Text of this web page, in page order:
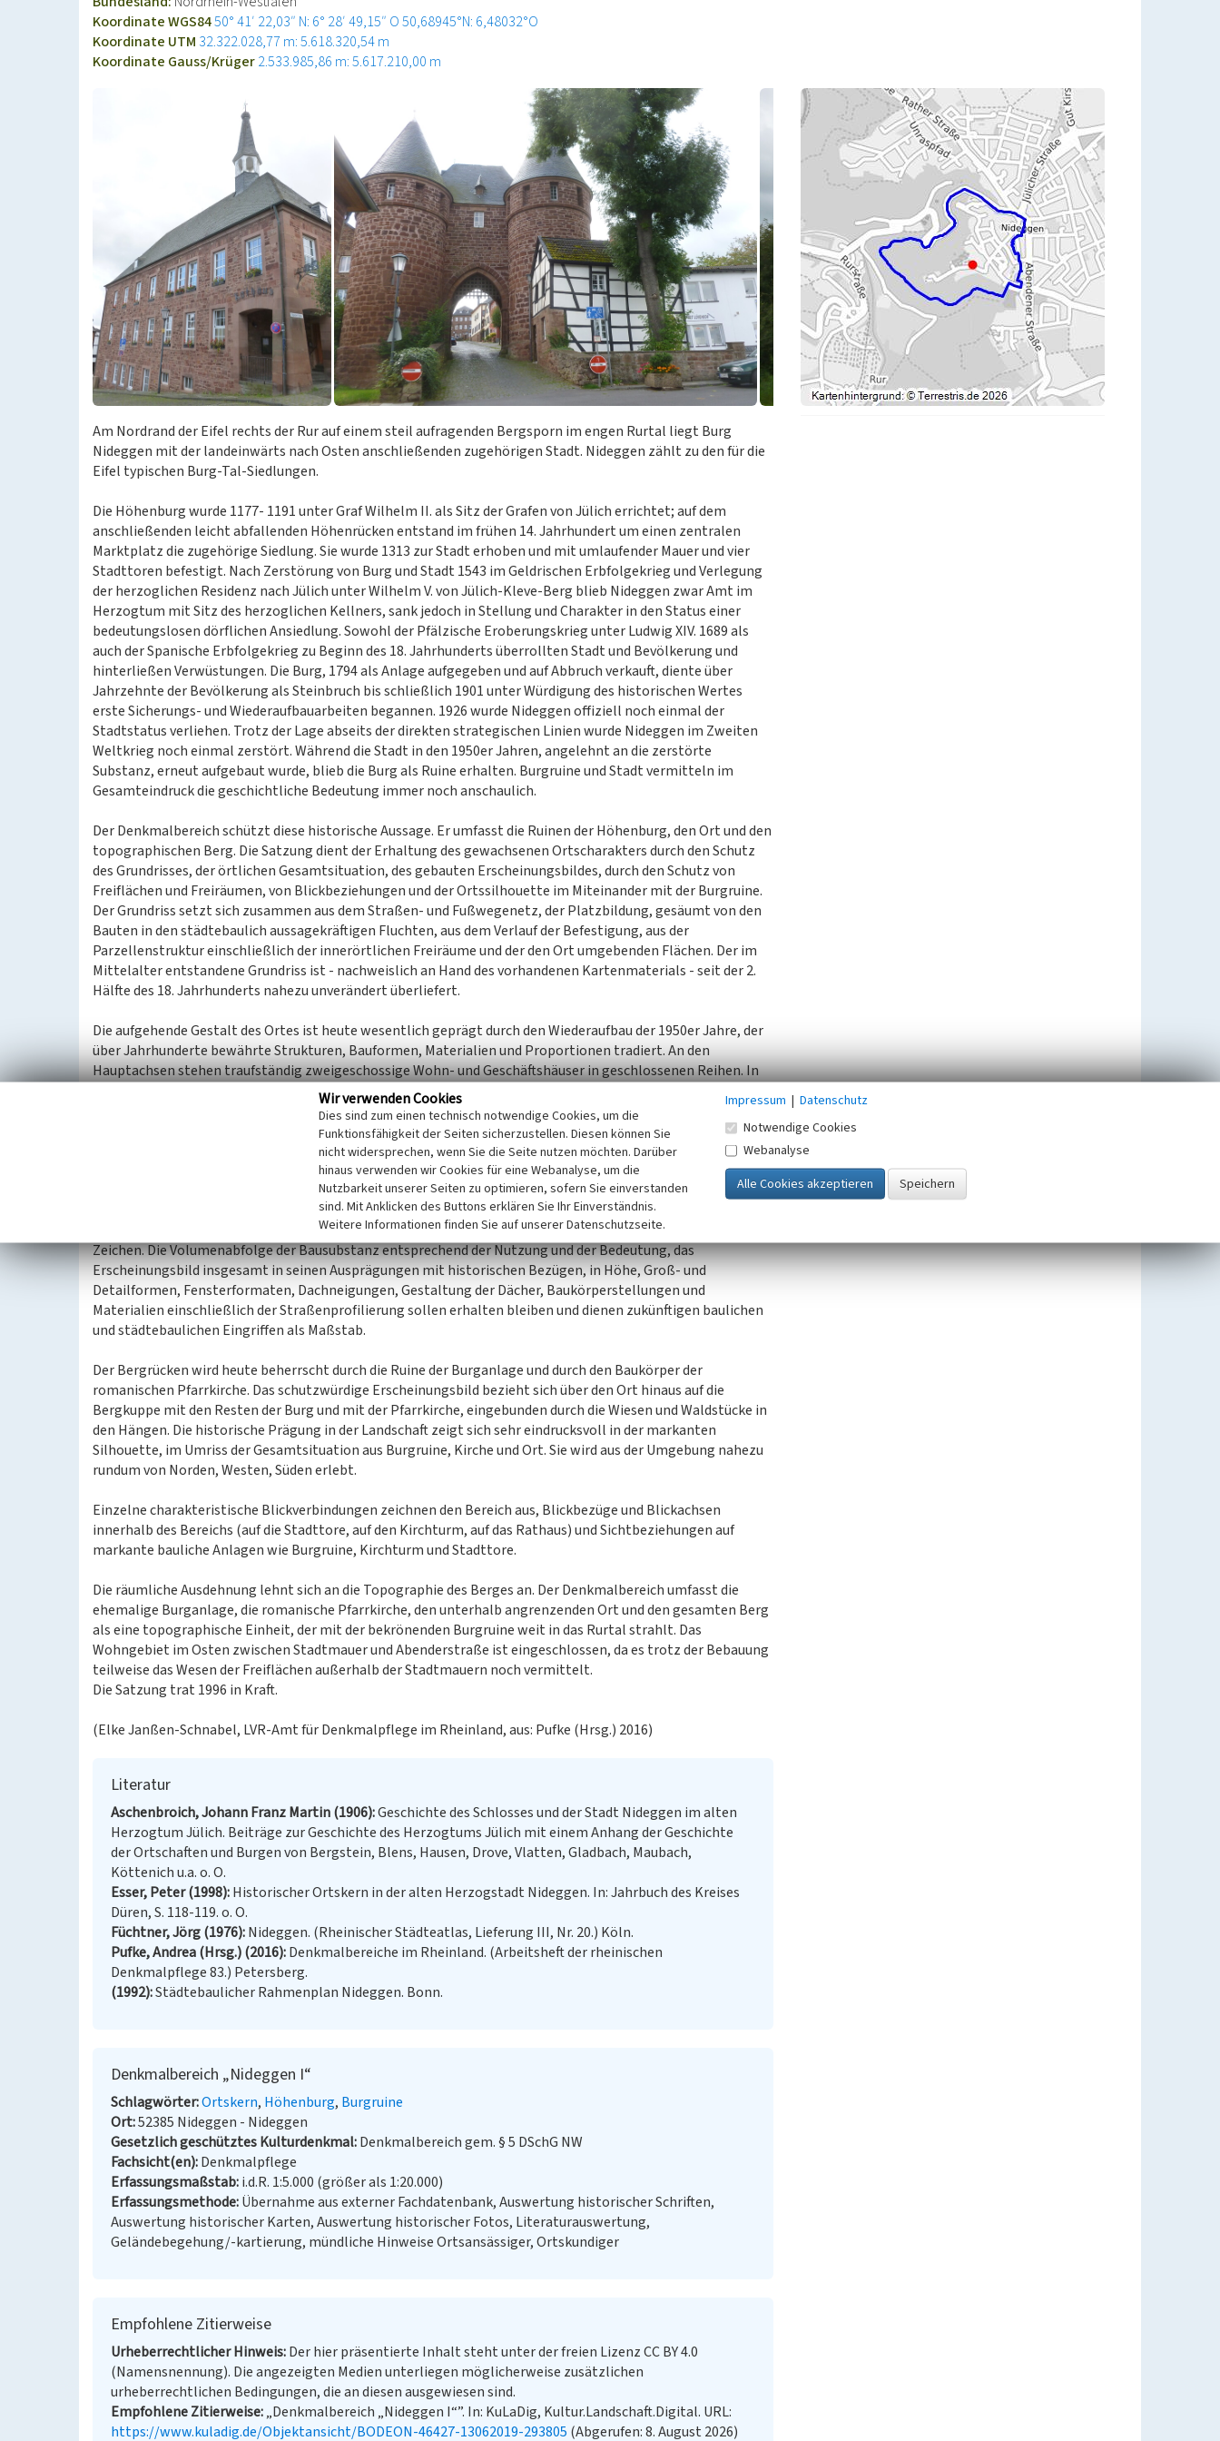
Koordinate WGS8450° 41′ 22,03″ N: 6° 28′ 49,15″ O50,68945°N: 6,48032°O
Koordinate UTM 32.322.028,77 m: 5.618.320,54 m
Koordinate Gauss/Krüger2.533.985,86 m: 5.617.210,00 m
Am Nordrand der Eifel rechts der Rur auf einem steil aufragenden Bergsporn im engen Rurtal liegt Burg
Nideggen mit der landeinwärts nach Osten anschließenden zugehörigen Stadt. Nideggen zählt zu den für die
Eifel typischen Burg-Tal-Siedlungen.
Die Höhenburg wurde 1177- 1191 unter Graf Wilhelm II. als Sitz der Grafen von Jülich errichtet; auf dem
anschließenden leicht abfallenden Höhenrücken entstand im frühen 14. Jahrhundert um einen zentralen
Marktplatz die zugehörige Siedlung. Sie wurde 1313 zur Stadt erhoben und mit umlaufender Mauer und vier
Stadttoren befestigt. Nach Zerstörung von Burg und Stadt 1543 im Geldrischen Erbfolgekrieg und Verlegung
der herzoglichen Residenz nach Jülich unter Wilhelm V. von Jülich-Kleve-Berg blieb Nideggen zwar Amt im
Herzogtum mit Sitz des herzoglichen Kellners, sank jedoch in Stellung und Charakter in den Status einer
bedeutungslosen dörflichen Ansiedlung. Sowohl der Pfälzische Eroberungskrieg unter Ludwig XIV. 1689 als
auch der Spanische Erbfolgekrieg zu Beginn des 18. Jahrhunderts überrollten Stadt und Bevölkerung und
hinterließen Verwüstungen. Die Burg, 1794 als Anlage aufgegeben und auf Abbruch verkauft, diente über
Jahrzehnte der Bevölkerung als Steinbruch bis schließlich 1901 unter Würdigung des historischen Wertes
erste Sicherungs- und Wiederaufbauarbeiten begannen. 1926 wurde Nideggen offiziell noch einmal der
Stadtstatus verliehen. Trotz der Lage abseits der direkten strategischen Linien wurde Nideggen im Zweiten
Weltkrieg noch einmal zerstört. Während die Stadt in den 1950er Jahren, angelehnt an die zerstörte
Substanz, erneut aufgebaut wurde, blieb die Burg als Ruine erhalten. Burgruine und Stadt vermitteln im
Gesamteindruck die geschichtliche Bedeutung immer noch anschaulich.
Der Denkmalbereich schützt diese historische Aussage. Er umfasst die Ruinen der Höhenburg, den Ort und den
topographischen Berg. Die Satzung dient der Erhaltung des gewachsenen Ortscharakters durch den Schutz
des Grundrisses, der örtlichen Gesamtsituation, des gebauten Erscheinungsbildes, durch den Schutz von
Freiflächen und Freiräumen, von Blickbeziehungen und der Ortssilhouette im Miteinander mit der Burgruine.
Der Grundriss setzt sich zusammen aus dem Straßen- und Fußwegenetz, der Platzbildung, gesäumt von den
Bauten in den städtebaulich aussagekräftigen Fluchten, aus dem Verlauf der Befestigung, aus der
Parzellenstruktur einschließlich der innerörtlichen Freiräume und der den Ort umgebenden Flächen. Der im
Mittelalter entstandene Grundriss ist - nachweislich an Hand des vorhandenen Kartenmaterials - seit der 2.
Hälfte des 18. Jahrhunderts nahezu unverändert überliefert.
Die aufgehende Gestalt des Ortes ist heute wesentlich geprägt durch den Wiederaufbau der 1950er Jahre, der
über Jahrhunderte bewährte Strukturen, Bauformen, Materialien und Proportionen tradiert. An den
Hauptachsen stehen traufständig zweigeschossige Wohn- und Geschäftshäuser in geschlossenen Reihen. In
unregelmäßiger Folge wechseln Massivbauten aus dem örtlich gebrochenen roten Rursandstein mit
Putzbauten und einzelnen Fachwerkkonstruktionen mit schlichten, glatten Fassadengestaltungen. Die
historisch überwiegend geschlossenen Dachflächen werden an einzelnen Gebäuden durch kleine Gauben
durchbrochen. Die Bebauung verdichtet sich am Kreuzungspunkt der beiden Achsen, die Ortsmitte am nach
Osten leicht abfallenden Marktplatz wird durch dreigeschossige Bebauung und durch öffentliche Nutzungen,
insbesondere durch das Rathaus, betont. In den rückwärtigen Gassen stehen locker gruppiert
zweigeschossige kleinteilige Wohnhäuser mit nachgeordneten gewerblichen Nebenbauten. Städtebaulich
setzen über den Ort verteilt Solitärbauten wie Kirche, Burg, Kloster, Rathaus und die beiden Tore markante
Zeichen. Die Volumenabfolge der Bausubstanz entsprechend der Nutzung und der Bedeutung, das
Erscheinungsbild insgesamt in seinen Ausprägungen mit historischen Bezügen, in Höhe, Groß- und
Detailformen, Fensterformaten, Dachneigungen, Gestaltung der Dächer, Baukörperstellungen und
Materialien einschließlich der Straßenprofilierung sollen erhalten bleiben und dienen zukünftigen baulichen
und städtebaulichen Eingriffen als Maßstab.
Der Bergrücken wird heute beherrscht durch die Ruine der Burganlage und durch den Baukörper der
romanischen Pfarrkirche. Das schutzwürdige Erscheinungsbild bezieht sich über den Ort hinaus auf die
Bergkuppe mit den Resten der Burg und mit der Pfarrkirche, eingebunden durch die Wiesen und Waldstücke in
den Hängen. Die historische Prägung in der Landschaft zeigt sich sehr eindrucksvoll in der markanten
Silhouette, im Umriss der Gesamtsituation aus Burgruine, Kirche und Ort. Sie wird aus der Umgebung nahezu
rundum von Norden, Westen, Süden erlebt.
Einzelne charakteristische Blickverbindungen zeichnen den Bereich aus, Blickbezüge und Blickachsen
innerhalb des Bereichs (auf die Stadttore, auf den Kirchturm, auf das Rathaus) und Sichtbeziehungen auf
markante bauliche Anlagen wie Burgruine, Kirchturm und Stadttore.
Die räumliche Ausdehnung lehnt sich an die Topographie des Berges an. Der Denkmalbereich umfasst die
ehemalige Burganlage, die romanische Pfarrkirche, den unterhalb angrenzenden Ort und den gesamten Berg
als eine topographische Einheit, der mit der bekrönenden Burgruine weit in das Rurtal strahlt. Das
Wohngebiet im Osten zwischen Stadtmauer und Abenderstraße ist eingeschlossen, da es trotz der Bebauung
teilweise das Wesen der Freiflächen außerhalb der Stadtmauern noch vermittelt.
Die Satzung trat 1996 in Kraft.
(Elke Janßen-Schnabel, LVR-Amt für Denkmalpflege im Rheinland, aus: Pufke (Hrsg.) 2016)
Literatur
Aschenbroich, Johann Franz Martin (1906) Geschichte des Schlosses und der Stadt Nideggen im alten
Herzogtum Jülich. Beiträge zur Geschichte des Herzogtums Jülich mit einem Anhang der Geschichte
der Ortschaften und Burgen von Bergstein, Blens, Hausen, Drove, Vlatten, Gladbach, Maubach,
Köttenich u.a. o. O.
Esser, Peter (1998) Historischer Ortskern in der alten Herzogstadt Nideggen. In: Jahrbuch des Kreises
Düren, S. 118-119. o. O.
Füchtner, Jörg (1976) Nideggen. (Rheinischer Städteatlas, Lieferung III, Nr. 20.) Köln.
Pufke, Andrea (Hrsg.) (2016) Denkmalbereiche im Rheinland. (Arbeitsheft der rheinischen
Denkmalpflege 83.) Petersberg.
(1992) Städtebaulicher Rahmenplan Nideggen. Bonn.
Denkmalbereich „Nideggen I“
Schlagwörter Ortskern Höhenburg Burgruine
Ort 52385 Nideggen - Nideggen
Gesetzlich geschütztes Kulturdenkmal Denkmalbereich gem. § 5 DSchG NW
Fachsicht(en) Denkmalpflege
Erfassungsmaßstab i.d.R. 1:5.000 (größer als 1:20.000)
Erfassungsmethode Übernahme aus externer Fachdatenbank, Auswertung historischer Schriften,
Auswertung historischer Karten, Auswertung historischer Fotos, Literaturauswertung,
Geländebegehung/-kartierung, mündliche Hinweise Ortsansässiger, Ortskundiger
Empfohlene Zitierweise
Urheberrechtlicher Hinweis Der hier präsentierte Inhalt steht unter der freien Lizenz CC BY 4.0
(Namensnennung). Die angezeigten Medien unterliegen möglicherweise zusätzlichen
urheberrechtlichen Bedingungen, die an diesen ausgewiesen sind.
Empfohlene Zitierweise „Denkmalbereich „Nideggen I“”. In: KuLaDig, Kultur.Landschaft.Digital. URL:
https://www.kuladig.de/Objektansicht/BODEON-46427-13062019-293805 (Abgerufen: 8. August 2026)
Wir verwenden Cookies
Dies sind zum einen technisch notwendige Cookies, um die
Funktionsfähigkeit der Seiten sicherzustellen. Diesen können Sie
nicht widersprechen, wenn Sie die Seite nutzen möchten. Darüber
hinaus verwenden wir Cookies für eine Webanalyse, um die
Nutzbarkeit unserer Seiten zu optimieren, sofern Sie einverstanden
sind. Mit Anklicken des Buttons erklären Sie Ihr Einverständnis.
Weitere Informationen finden Sie auf unserer Datenschutzseite.
Impressum | Datenschutz
Notwendige Cookies
Webanalyse